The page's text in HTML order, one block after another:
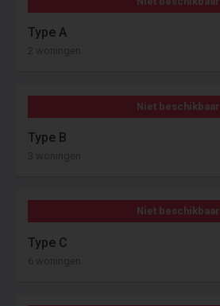
Type A
2 woningen
Niet beschikbaar
Type B
3 woningen
Niet beschikbaar
Type C
6 woningen